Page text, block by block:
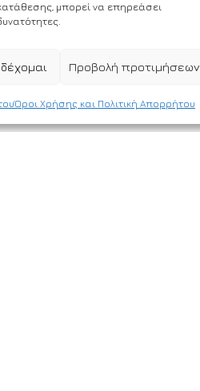
μπορεί να επηρεάσει
Προβολή προτιμήσεων
Όροι Χρήσης και Πολιτική Απορρήτου